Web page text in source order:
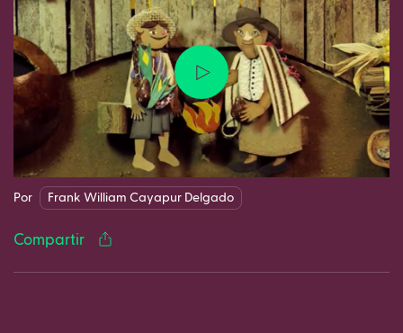
Por Frank William Cayapur Delgado
Compartir
Facebook
Twitter
LinkedIn
WhatsApp
Reddit
Gmail